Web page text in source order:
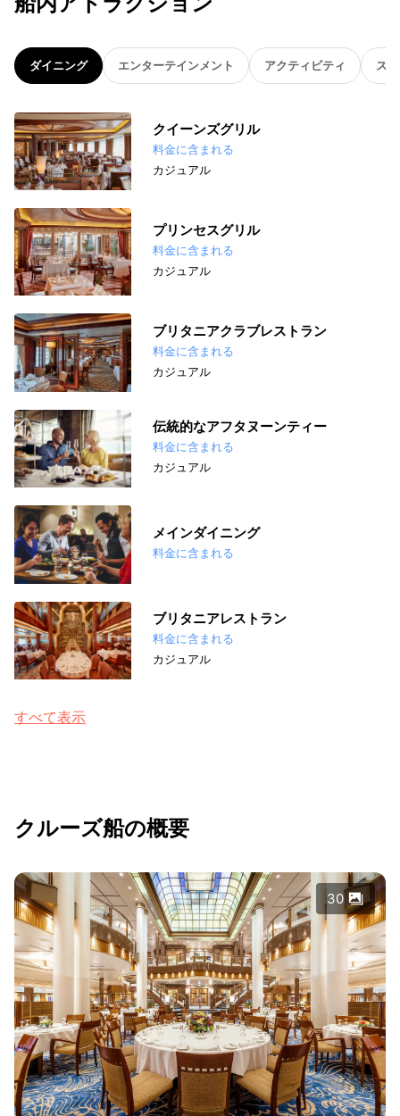
ダイニング エンターテインメント アクティビティ ス
クイーンズグリル
料金に含まれる
カジュアル
プリンセスグリル
料金に含まれる
カジュアル
ブリタニアクラブレストラン
料金に含まれる
カジュアル
伝統的なアフタヌーンティー
料金に含まれる
カジュアル
メインダイニング
料金に含まれる
ブリタニアレストラン
料金に含まれる
カジュアル
すべて表示
クルーズ船の概要
30